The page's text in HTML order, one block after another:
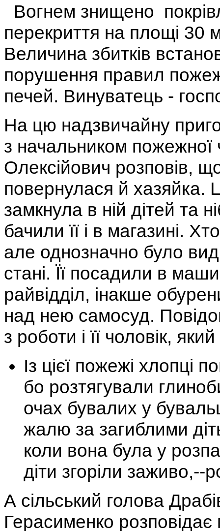
Вогнем знищено
перекриття на площі 30
Величина збитків
порушення правил
печей. Винуватець -
На цю надзвичайну
з начальником
Олексійович розповів,
повернулася й хазяйка.
замкнула в ній дітей та
бачили її і в магазині.
але однозначно було
стані. Її посадили в
райвідділ, інакше
над нею самосуд.
з роботи і її чоловік,
Із цієї пожежі хлопці
бо розтягували
очах бувалих у
жалю за загиблими
коли вона була у
діти згоріли
А сільський голова
Герасименко розповідає